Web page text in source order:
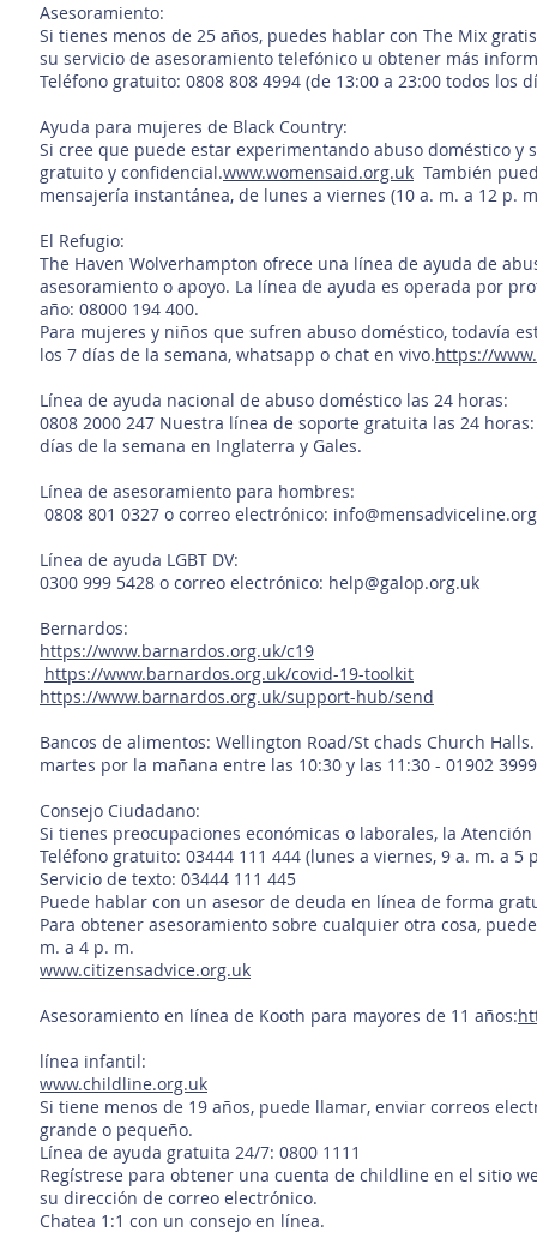
Asesoramiento:
Si tienes menos de 25 años, puedes hablar con The Mix
su servicio de asesoramiento telefónico u obtener más
Teléfono gratuito: 0808 808 4994 (de 13:00 a 23:00 todos los
Ayuda para mujeres de Black Country:
Si cree que puede estar experimentando abuso doméstico
gratuito y confidencial.www.womensaid.org.uk También
mensajería instantánea, de lunes a viernes (10 a. m. a 12 p.
El Refugio:
The Haven Wolverhampton ofrece una línea de ayuda de
asesoramiento o apoyo. La línea de ayuda es operada por
año: 08000 194 400.
Para mujeres y niños que sufren abuso doméstico, todavía
los 7 días de la semana, whatsapp o chat en vivo.https://
Línea de ayuda nacional de abuso doméstico las 24 horas:
0808 2000 247 Nuestra línea de soporte gratuita las 24
días de la semana en Inglaterra y Gales.
Línea de asesoramiento para hombres:
0808 801 0327 o correo electrónico:
Línea de ayuda LGBT DV:
0300 999 5428 o correo electrónico: help@galop.org.uk
Bernardos:
https://www.barnardos.org.uk/c19
https://www.barnardos.org.uk/covid-19-toolkit
https://www.barnardos.org.uk/support-hub/send
Bancos de alimentos: Wellington Road/St chads Church
martes por la mañana entre las 10:30 y las 11:30 - 01902
Consejo Ciudadano:
Si tienes preocupaciones económicas o laborales, la
Teléfono gratuito: 03444 111 444 (lunes a viernes, 9 a. m. a 5
Servicio de texto: 03444 111 445
Puede hablar con un asesor de deuda en línea de forma
Para obtener asesoramiento sobre cualquier otra cosa,
m. a 4 p. m.
www.citizensadvice.org.uk
Asesoramiento en línea de Kooth para mayores de 11 años:
línea infantil:
www.childline.org.uk
Si tiene menos de 19 años, puede llamar, enviar correos
grande o pequeño.
Línea de ayuda gratuita 24/7: 0800 1111
Regístrese para obtener una cuenta de childline en el sitio
su dirección de correo electrónico.
Chatea 1:1 con un consejo en línea.